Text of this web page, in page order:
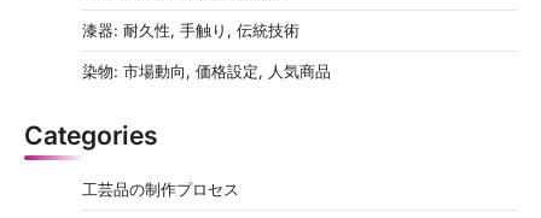
漆器: 耐久性, 手触り, 伝統技術
染物: 市場動向, 価格設定, 人気商品
Categories
工芸品の制作プロセス